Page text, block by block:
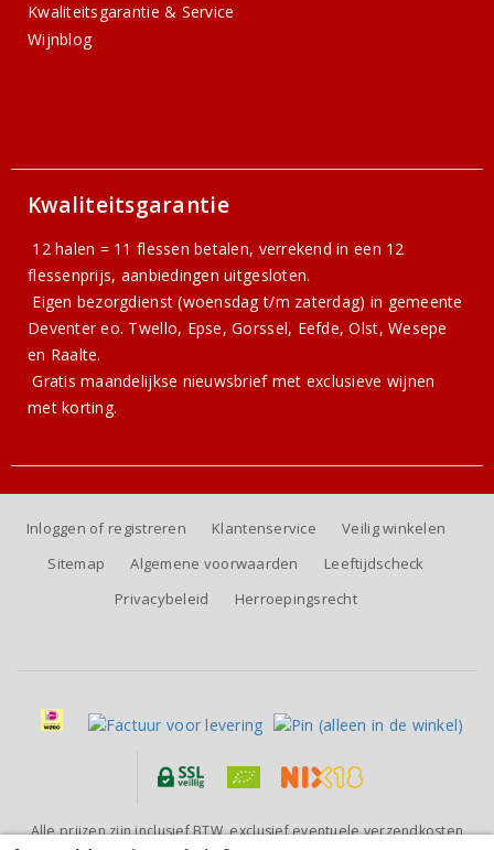
Kwaliteitsgarantie & Service
Wijnblog
Kwaliteitsgarantie
12 halen = 11 flessen betalen, verrekend in een 12
flessenprijs, aanbiedingen uitgesloten.
Eigen bezorgdienst (woensdag t/m zaterdag) in gemeente
Deventer eo. Twello, Epse, Gorssel, Eefde, Olst, Wesepe
en Raalte.
Gratismaandelijkse nieuwsbriefmet exclusieve wijnen
met korting.
Inloggen of registreren Klantenservice
Veilig winkelen
Sitemap
Algemene voorwaarden
Leeftijdscheck
Privacybeleid
Herroepingsrecht
Alle prijzen zijn inclusief BTW, exclusief eventuele verzendkosten